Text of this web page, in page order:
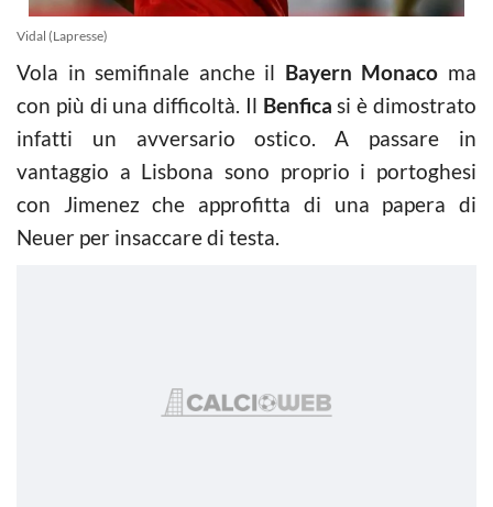
Vidal (Lapresse)
Vola in semifinale anche il Bayern Monaco ma
con più di una difficoltà. Il Benfica si è dimostrato
infatti un avversario ostico. A passare in
vantaggio a Lisbona sono proprio i portoghesi
con Jimenez che approfitta di una papera di
Neuer per insaccare di testa.